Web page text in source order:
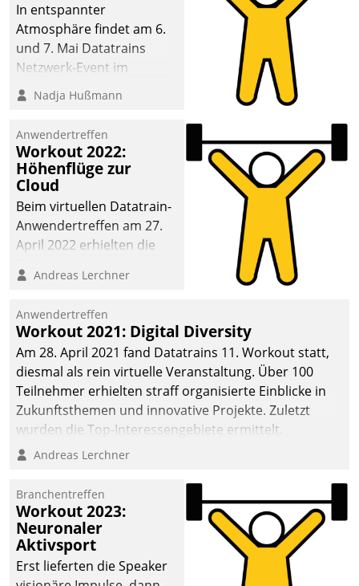
In entspannter
Atmosphäre findet am 6.
und 7. Mai Datatrains
Netzwerk-Event im
Kunden- und Partnerkreis
statt. Zentrale Frage: Wie
Mammutprojekte
meistern und Workloads
wuppen – bei zunehmend
anspruchsvollen
Aufgaben und
abnehmendem
Nadja Hußmann
Anwendertreffen
Workout 2022:
Höhenflüge zur
Cloud
Beim virtuellen Datatrain-
Anwendertreffen am 27.
April 2022 erhielten die
Teilnehmer kurzweilige
Cloud-Strategien und -
Lösungen mit hohem
Zukunftspotenzial.
Andreas Lerchner
Anwendertreffen
Workout 2021: Digital Diversity
Am 28. April 2021 fand Datatrains 11. Workout statt,
diesmal als rein virtuelle Veranstaltung. Über 100
Teilnehmer erhielten straff organisierte Einblicke in
Zukunftsthemen und innovative Projekte. Zuletzt
wurden die Top-Interessengebiete ermittelt.
Andreas Lerchner
Branchentreffen
Workout 2023:
Neuronaler
Aktivsport
Erst lieferten die Speaker